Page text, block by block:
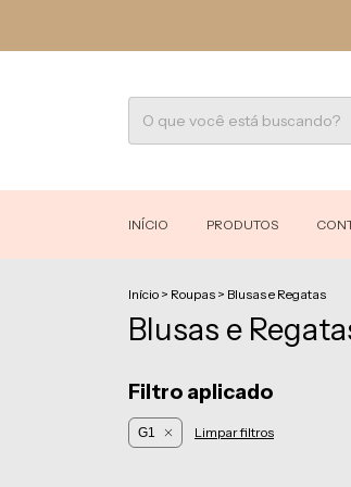
INÍCIO PRODUTOS
Início > Roupas > Blusas e Regatas
Blusas e
Filtro aplicado
G1 Limpar filtros